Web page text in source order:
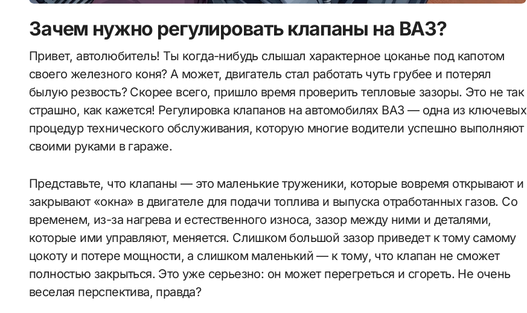
Зачем нужно регулировать клапаны на ВАЗ?
Привет, автолюбитель! Ты когда-нибудь слышал характерное цоканье под капотом
своего железного коня? А может, двигатель стал работать чуть грубее и потерял
былую резвость? Скорее всего, пришло время проверить тепловые зазоры. Это не так
страшно, как кажется! Регулировка клапанов на автомобилях ВАЗ — одна из ключевых
процедур технического обслуживания, которую многие водители успешно выполняют
своими руками в гараже.
Представьте, что клапаны — это маленькие труженики, которые вовремя открывают и
закрывают «окна» в двигателе для подачи топлива и выпуска отработанных газов. Со
временем, из-за нагрева и естественного износа, зазор между ними и деталями,
которые ими управляют, меняется. Слишком большой зазор приведет к тому самому
цокоту и потере мощности, а слишком маленький — к тому, что клапан не сможет
полностью закрыться. Это уже серьезно: он может перегреться и сгореть. Не очень
веселая перспектива, правда?